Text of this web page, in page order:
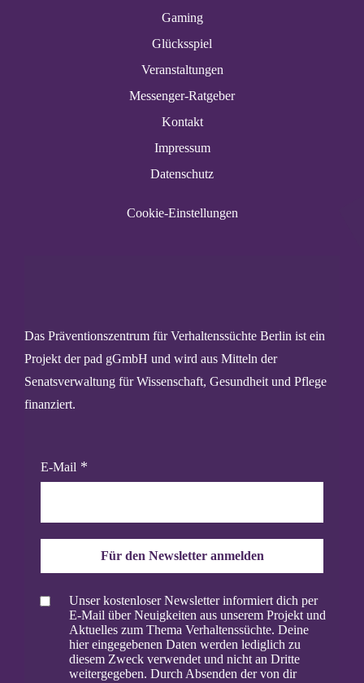
Gaming
Glücksspiel
Veranstaltungen
Messenger-Ratgeber
Kontakt
Impressum
Datenschutz
Cookie-Einstellungen
Das Präventionszentrum für Verhaltenssüchte Berlin ist ein
Projekt der pad gGmbH und wird aus Mitteln der
Senatsverwaltung für Wissenschaft, Gesundheit und Pflege
finanziert.
E-Mail
Für den Newsletter anmelden
Unser kostenloser Newsletter informiert dich per
E-Mail über Neuigkeiten aus unserem Projekt und
Aktuelles zum Thema Verhaltenssüchte. Deine
hier eingegebenen Daten werden lediglich zu
diesem Zweck verwendet und nicht an Dritte
weitergegeben. Durch Absenden der von dir